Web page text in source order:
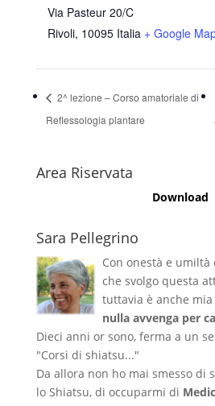
Via Pasteur 20/C
Rivoli, 10095 Italia + Google
2^ lezione – Corso amatoriale di
Reflessologia plantare
Area Riservata
Download
Sara Pellegrino
Con onestà e umiltà
che svolgo questa
tuttavia è anche
nulla avvenga per
Dieci anni or sono, ferma a un
"Corsi di shiatsu..."
Da allora non ho mai smesso di
lo Shiatsu, di occuparmi di